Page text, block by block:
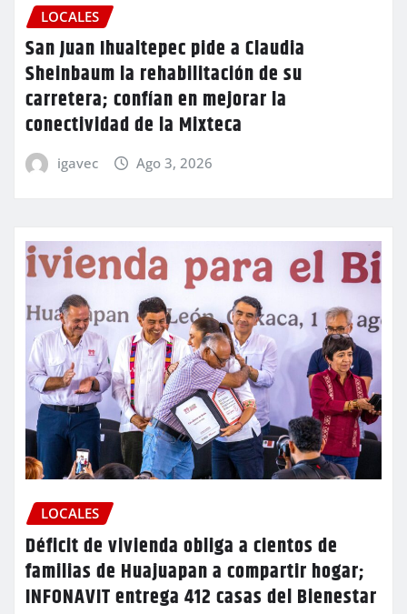
LOCALES
San Juan Ihualtepec pide a Claudia
Sheinbaum la rehabilitación de su
carretera; confían en mejorar la
conectividad de la Mixteca
igavec Ago 3, 2026
LOCALES
Déficit de vivienda obliga a cientos de
familias de Huajuapan a compartir hogar;
INFONAVIT entrega 412 casas del Bienestar